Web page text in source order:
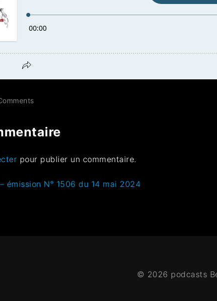
pour publier un commentaire.
émission N° 1506 du 14 mai 2024
© 2026 podcasts